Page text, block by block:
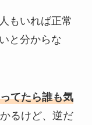
もいれば正常
と分からな
てたら誰も気
るけど、逆だ